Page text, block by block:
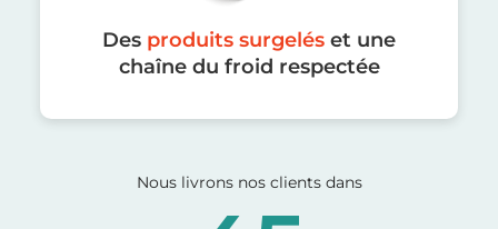
Des produits surgelés et une
chaîne du froid respectée
Nous livrons nos clients dans